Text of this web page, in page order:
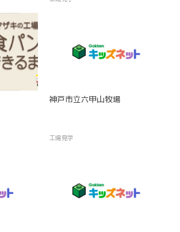
神戸市立六甲山牧場
工場見学